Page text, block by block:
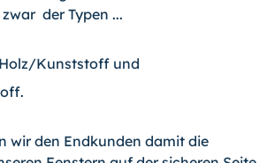
der Typen ...
Holz/Kunststoff und
wir den Endkunden damit die